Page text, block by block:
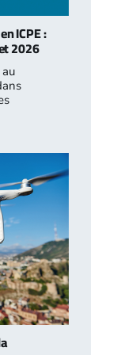
ICPE :
2026